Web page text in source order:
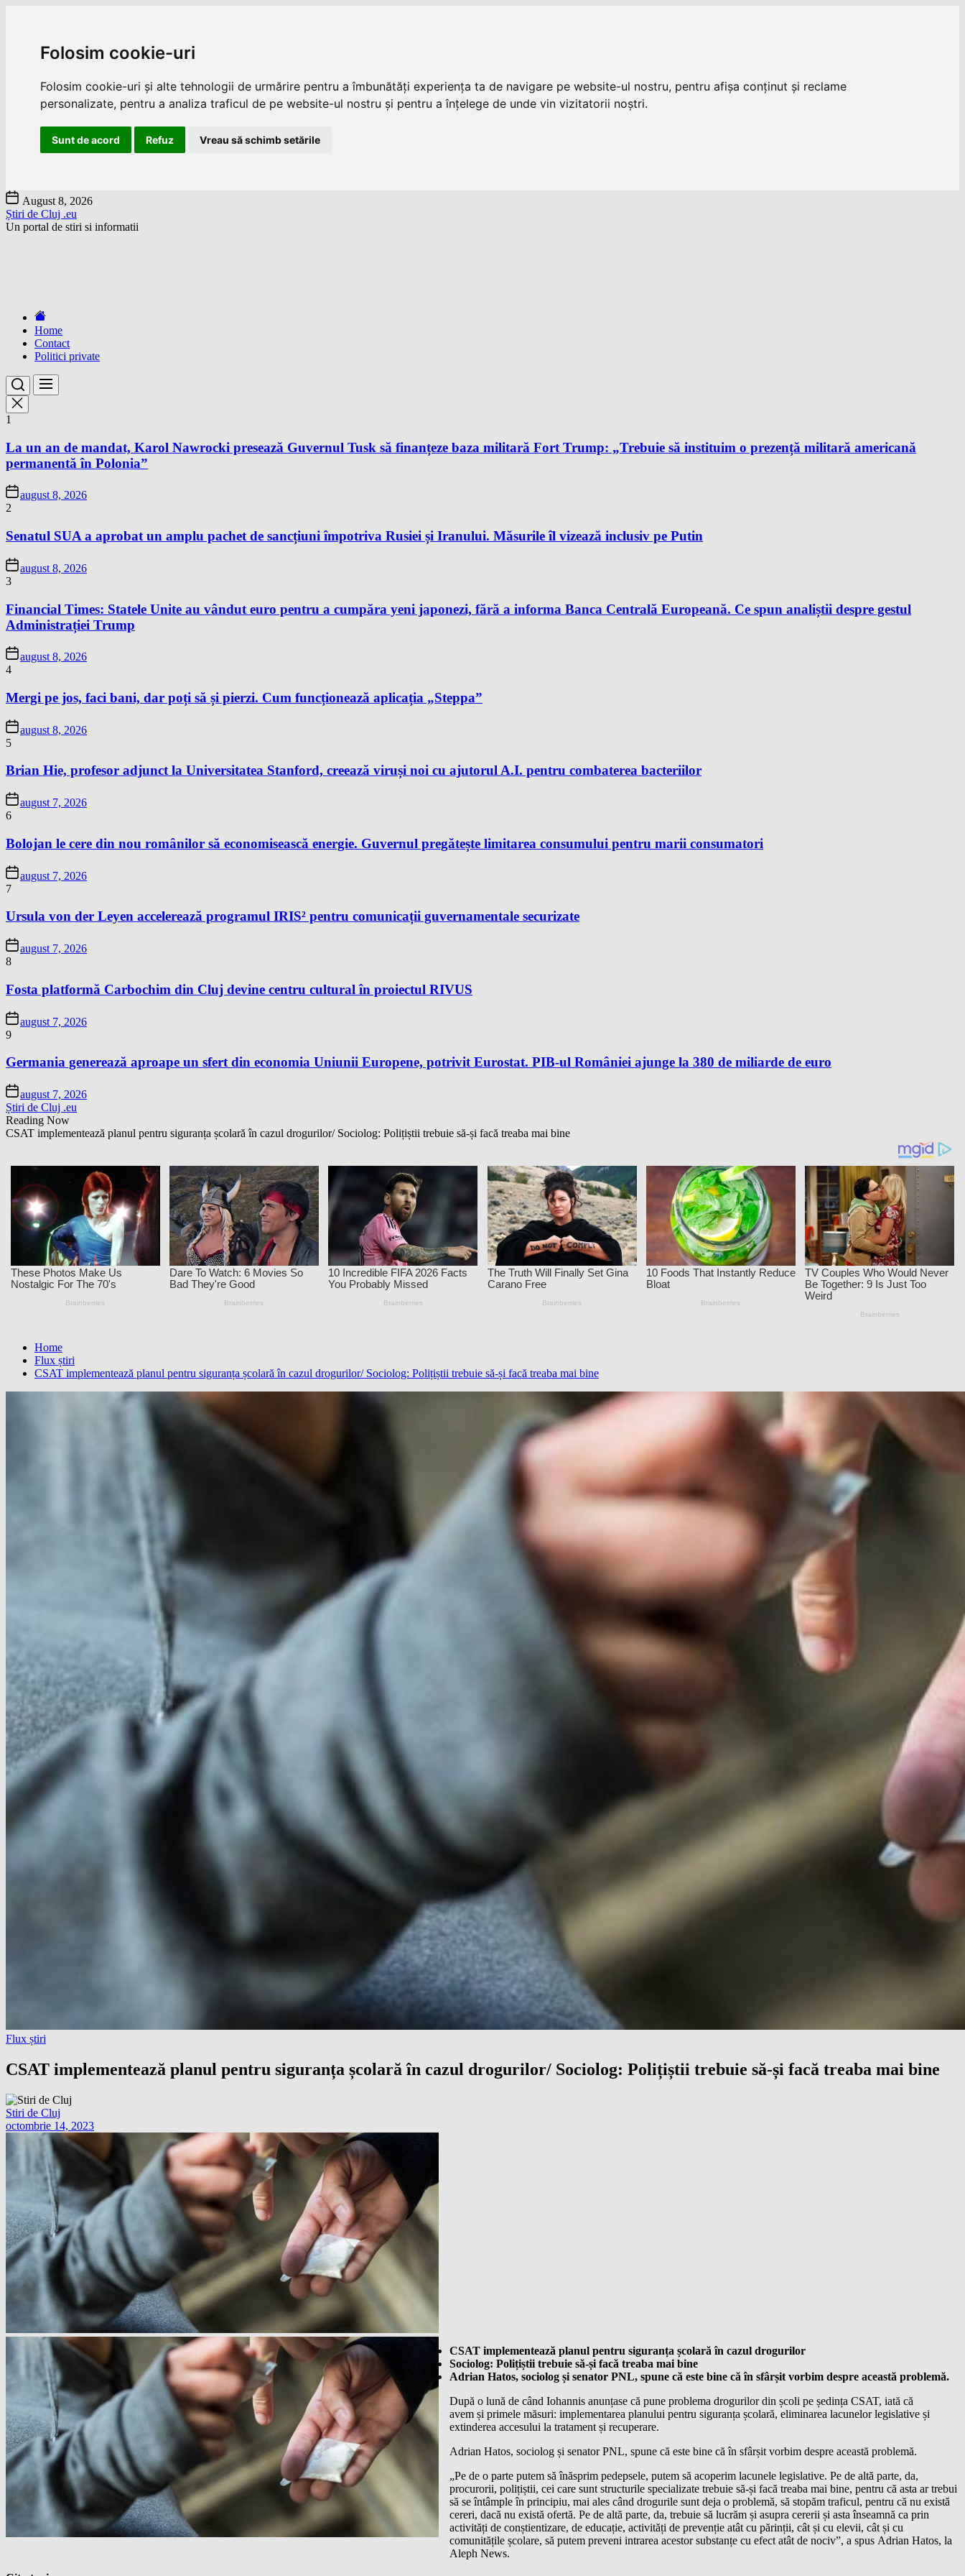
Folosim cookie-uri
Folosim cookie-uri și alte tehnologii de urmărire pentru a îmbunătăți experiența ta de navigare pe website-ul nostru, pentru afișa conținut și reclame
personalizate, pentru a analiza traficul de pe website-ul nostru și pentru a înțelege de unde vin vizitatorii noștri.
Sunt de acord Refuz Vreau să schimb setările
Skip
to
the
content
August 8, 2026
Știri de Cluj .eu
Un portal de stiri si informatii
Home
Contact
Politici private
1
La un an de mandat, Karol Nawrocki presează Guvernul Tusk să finanțeze baza militară Fort Trump: „Trebuie să instituim o prezență militară americană
permanentă în Polonia”
august 8, 2026
2
Senatul SUA a aprobat un amplu pachet de sancțiuni împotriva Rusiei și Iranului. Măsurile îl vizează inclusiv pe Putin
august 8, 2026
3
Financial Times: Statele Unite au vândut euro pentru a cumpăra yeni japonezi, fără a informa Banca Centrală Europeană. Ce spun analiștii despre gestul
Administrației Trump
august 8, 2026
4
Mergi pe jos, faci bani, dar poți să și pierzi. Cum funcționează aplicația „Steppa”
august 8, 2026
5
Brian Hie, profesor adjunct la Universitatea Stanford, creează viruși noi cu ajutorul A.I. pentru combaterea bacteriilor
august 7, 2026
6
Bolojan le cere din nou românilor să economisească energie. Guvernul pregătește limitarea consumului pentru marii consumatori
august 7, 2026
7
Ursula von der Leyen accelerează programul IRIS² pentru comunicații guvernamentale securizate
august 7, 2026
8
Fosta platformă Carbochim din Cluj devine centru cultural în proiectul RIVUS
august 7, 2026
9
Germania generează aproape un sfert din economia Uniunii Europene, potrivit Eurostat. PIB-ul României ajunge la 380 de miliarde de euro
august 7, 2026
Știri de Cluj .eu
Reading Now
CSAT implementează planul pentru siguranța școlară în cazul drogurilor/ Sociolog: Polițiștii trebuie să-și facă treaba mai bine
Home
Flux știri
CSAT implementează planul pentru siguranța școlară în cazul drogurilor/ Sociolog: Polițiștii trebuie să-și facă treaba mai bine
Flux știri
CSAT implementează planul pentru siguranța școlară în cazul drogurilor/ Sociolog: Polițiștii trebuie să-și facă treaba mai bine
Stiri de Cluj
octombrie 14, 2023
CSAT implementează planul pentru siguranța școlară în cazul drogurilor
Sociolog: Polițiștii trebuie să-și facă treaba mai bine
Adrian Hatos, sociolog și senator PNL, spune că este bine că în sfârșit vorbim despre această problemă.
După o lună de când Iohannis anunțase că pune problema drogurilor din școli pe ședința CSAT, iată că
avem și primele măsuri: implementarea planului pentru siguranța școlară, eliminarea lacunelor legislative și
extinderea accesului la tratament și recuperare.
Adrian Hatos, sociolog și senator PNL, spune că este bine că în sfârșit vorbim despre această problemă.
„Pe de o parte putem să înăsprim pedepsele, putem să acoperim lacunele legislative. Pe de altă parte, da,
procurorii, polițiștii, cei care sunt structurile specializate trebuie să-și facă treaba mai bine, pentru că asta ar trebui
să se întâmple în principiu, mai ales când drogurile sunt deja o problemă, să stopăm traficul, pentru că nu există
cereri, dacă nu există ofertă. Pe de altă parte, da, trebuie să lucrăm și asupra cererii și asta înseamnă ca prin
activități de conștientizare, de educație, activități de prevenție atât cu părinții, cât și cu elevii, cât și cu
comunitățile școlare, să putem preveni intrarea acestor substanțe cu efect atât de nociv”, a spus Adrian Hatos, la
Aleph News.